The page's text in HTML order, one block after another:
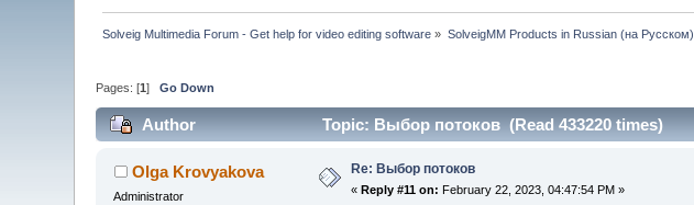
Solveig Multimedia Forum - Get help for video editing software » SolveigMM Products in Russian (на Русском)
Pages: [1]Go Down
Author Topic: Выбор потоков (Read 433220 times)
Olga Krovyakova
Administrator
Re: Выбор потоков
«Reply #11 on: February 22, 2023, 04:47:54 PM »